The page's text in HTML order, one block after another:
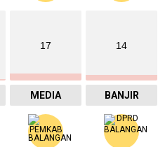
17
MEDIA
14
BANJIR